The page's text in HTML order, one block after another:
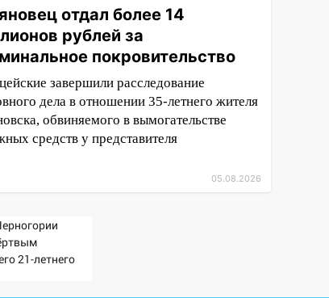
отдал более 14
рублей за
покровительство
завершили расследование
дела в отношении 35-летнего жителя
обвиняемого в вымогательстве
средств у представителя
05.08.2026
21-летнего